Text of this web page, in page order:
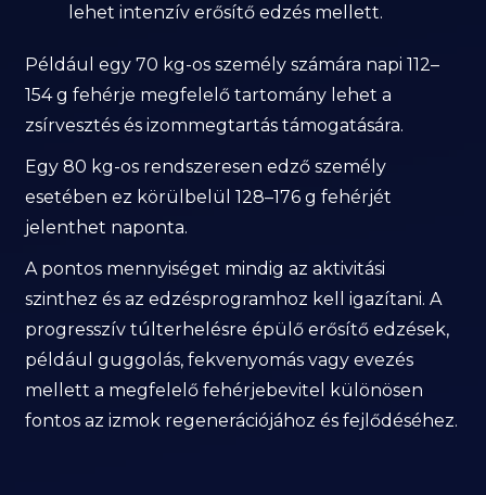
lehet intenzív erősítő edzés mellett.
Például egy 70 kg-os személy számára napi 112–
154 g fehérje megfelelő tartomány lehet a
zsírvesztés és izommegtartás támogatására.
Egy 80 kg-os rendszeresen edző személy
esetében ez körülbelül 128–176 g fehérjét
jelenthet naponta.
A pontos mennyiséget mindig az aktivitási
szinthez és az edzésprogramhoz kell igazítani. A
progresszív túlterhelésre épülő erősítő edzések,
például guggolás, fekvenyomás vagy evezés
mellett a megfelelő fehérjebevitel különösen
fontos az izmok regenerációjához és fejlődéséhez.